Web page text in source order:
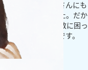
していて、お母さんにも
！」と言われました。だか
です！そして算数に困っ
教えてあげたいです。